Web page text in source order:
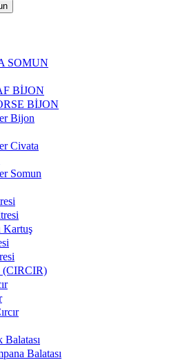
SOMUN
BİJON
BİJON
Bijon
Civata
Somun
Kartuş
(CIRCIR)
Balatası